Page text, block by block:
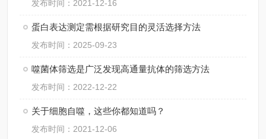
发布时间：2021-12-16
蛋白表达测定需根据研究目的灵活选择方法
发布时间：2025-09-23
噬菌体筛选是广泛发现高通量抗体的筛选方法
发布时间：2022-12-22
关于细胞自噬，这些你都知道吗？
发布时间：2021-12-06